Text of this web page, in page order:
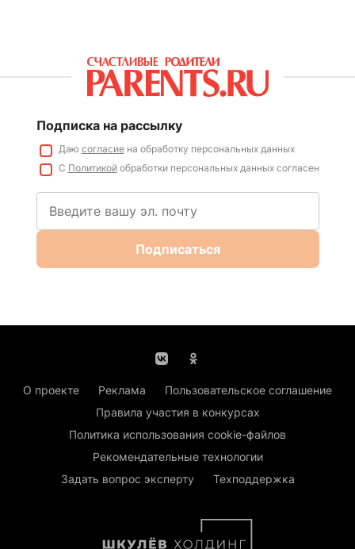
Подписка на рассылку
Даю согласиена обработку персональных данных
С Политикойобработки персональных данных согласен
Подписаться
О проекте Реклама
Пользовательское соглашение
Правила участия в конкурсах
Политика использования cookie-файлов
Рекомендательные технологии
Задать вопрос эксперту
Техподдержка